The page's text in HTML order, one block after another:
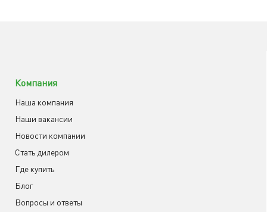
Компания
Наша компания
Наши вакансии
Новости компании
Cтать дилером
Где купить
Блог
Вопросы и ответы